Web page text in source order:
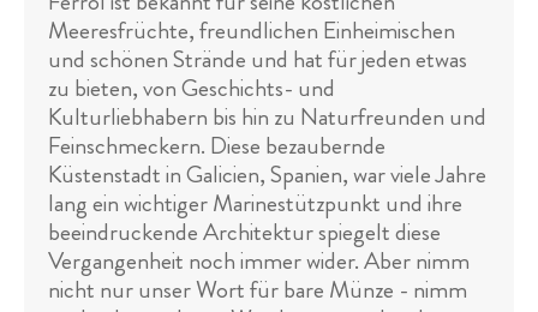
Meeresfrüchte, freundlichen Einheimischen
und schönen Strände und hat für jeden etwas
zu bieten, von Geschichts- und
Kulturliebhabern bis hin zu Naturfreunden und
Feinschmeckern. Diese bezaubernde
Küstenstadt in Galicien, Spanien, war viele Jahre
lang ein wichtiger Marinestützpunkt und ihre
beeindruckende Architektur spiegelt diese
Vergangenheit noch immer wider. Aber nimm
nicht nur unser Wort für bare Münze - nimm